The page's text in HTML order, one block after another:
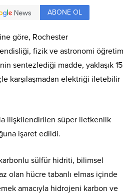
ABONE OL
göre, Rochester
fizik ve astronomi öğretim
sentezlediği madde, yaklaşık 15
karşılaşmadan elektriği iletebilir
ilişkilendirilen süper iletkenlik
işaret edildi.
sülfür hidriti, bilimsel
olan hücre tabanlı elmas içinde
amacıyla hidrojeni karbon ve